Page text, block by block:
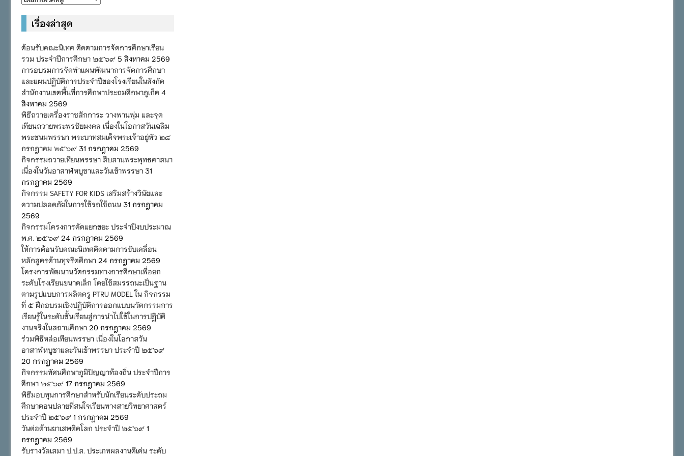
เรื่องล่าสุด
ต้อนรับคณะนิเทศ ติดตามการจัดการศึกษาเรียน
รวม ประจำปีการศึกษา ๒๕๖๙ 5 สิงหาคม 2569
การอบรมการจัดทำแผนพัฒนาการจัดการศึกษา
และแผนปฏิบัติการประจำปีของโรงเรียนในสังกัด
สำนักงานเขตพื้นที่การศึกษาประถมศึกษาภูเก็ต 4
สิงหาคม 2569
พิธีถวายเครื่องราชสักการะ วางพานพุ่ม และจุด
เทียนถวายพระพรชัยมงคล เนื่องในโอกาสวันเฉลิม
พระชนมพรรษา พระบาทสมเด็จพระเจ้าอยู่หัว ๒๘
กรกฎาคม ๒๕๖๙ 31 กรกฎาคม 2569
กิจกรรมถวายเทียนพรรษา สืบสานพระพุทธศาสนา
เนื่องในวันอาสาฬหบูชาและวันเข้าพรรษา 31
กรกฎาคม 2569
กิจกรรม SAFETY FOR KIDS เสริมสร้างวินัยและ
ความปลอดภัยในการใช้รถใช้ถนน 31 กรกฎาคม
2569
กิจกรรมโครงการคัดแยกขยะ ประจำปีงบประมาณ
พ.ศ. ๒๕๖๙ 24 กรกฎาคม 2569
ให้การต้อนรับคณะนิเทศติดตามการขับเคลื่อน
หลักสูตรต้านทุจริตศึกษา 24 กรกฎาคม 2569
โครงการพัฒนานวัตกรรมทางการศึกษาเพื่อยก
ระดับโรงเรียนขนาดเล็ก โดยใช้สมรรถนะเป็นฐาน
ตามรูปแบบการผลิตครู PTRU MODEL ใน กิจกรรม
ที่ ๕ ฝึกอบรมเชิงปฏิบัติการออกแบบนวัตกรรมการ
เรียนรู้ในระดับชั้นเรียนสู่การนำไปใช้ในการปฏิบัติ
งานจริงในสถานศึกษา 20 กรกฎาคม 2569
ร่วมพิธีหล่อเทียนพรรษา เนื่องในโอกาสวัน
อาสาฬหบูชาและวันเข้าพรรษา ประจำปี ๒๕๖๙
20 กรกฎาคม 2569
กิจกรรมทัศนศึกษาภูมิปัญญาท้องถิ่น ประจำปีการ
ศึกษา ๒๕๖๙ 17 กรกฎาคม 2569
พิธีมอบทุนการศึกษาสำหรับนักเรียนระดับประถม
ศึกษาตอนปลายที่สนใจเรียนทางสายวิทยาศาสตร์
ประจำปี ๒๕๖๙ 1 กรกฎาคม 2569
วันต่อต้านยาเสพติดโลก ประจำปี ๒๕๖๙ 1
กรกฎาคม 2569
รับรางวัลเสมา ป.ป.ส. ประเภทผลงานดีเด่น ระดับ